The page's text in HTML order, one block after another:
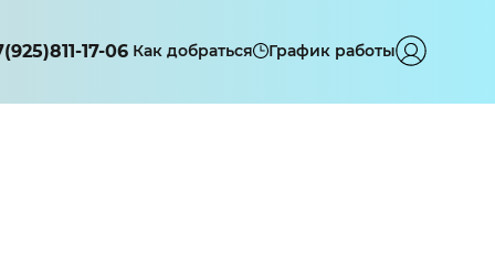
17-06 Как добраться График работы